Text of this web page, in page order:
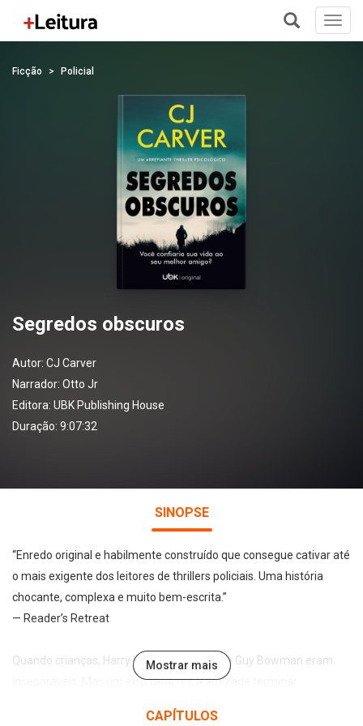
Ficção Policial
Segredos obscuros
Autor: CJ Carver
Narrador: Otto Jr
Editora: UBK Publishing House
Duração: 9:07:32
SINOPSE
“Enredo original e habilmente construído que consegue cativar até
o mais exigente dos leitores de thrillers policiais. Uma história
chocante, complexa e muito bem-escrita.”
— Reader’s Retreat
Quando crianças, Harry Hope, Lucas Finch e Guy Bowman eram
inseparáveis. Mas um erro fatal fez a amizade terminar
Mostrar mais
CAPÍTULOS